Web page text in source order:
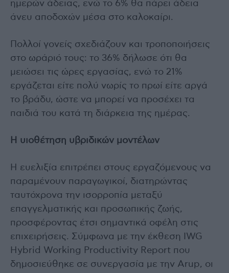
ημερών άδειας, ενώ το 6% θα πάρει άδεια
άνευ αποδοχών μέσα στο καλοκαίρι.
Πολλοί γονείς σχεδιάζουν και τροποποιήσεις
στο ωράριό τους: το 36% δήλωσε ότι θα
μειώσει τις ώρες εργασίας, ενώ το 21%
εργάζεται είτε πολύ νωρίς το πρωί είτε αργά
το βράδυ, ώστε να μπορεί να προσέχει τα
παιδιά του κατά τη διάρκεια της ημέρας.
Η υιοθέτηση υβριδικών μοντέλων
Η ευελιξία επιτρέπει στους εργαζόμενους να
παραμένουν παραγωγικοί, διατηρώντας
ταυτόχρονα την ισορροπία μεταξύ
επαγγελματικής και προσωπικής ζωής,
προσφέροντας έτσι σημαντικά οφέλη στις
επιχειρήσεις. Σύμφωνα με την έκθεση IWG
Hybrid Working Productivity Report που
δημοσιεύθηκε σε συνεργασία με την Arup, οι